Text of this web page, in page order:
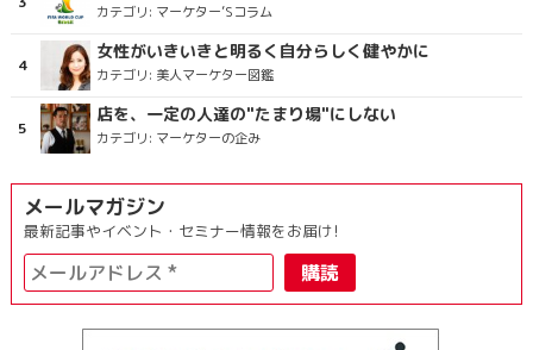
カテゴリ: マーケター’Sコラム
女性がいきいきと明るく自分らしく健やかに
カテゴリ: 美人マーケター図鑑
店を、一定の人達の"たまり場"にしない
カテゴリ: マーケターの企み
メールマガジン
最新記事やイベント・セミナー情報をお届け!